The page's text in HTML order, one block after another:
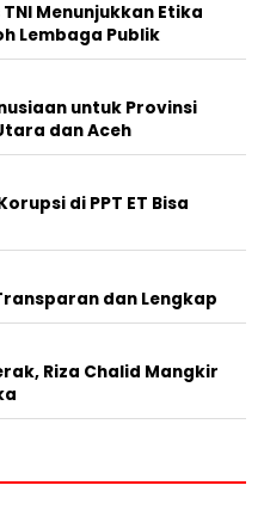
Menunjukkan Etika
Lembaga Publik
untuk Provinsi
dan Aceh
di PPT ET Bisa
dan Lengkap
Riza Chalid Mangkir